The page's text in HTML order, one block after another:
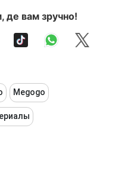
де вам зручно!
Megogo